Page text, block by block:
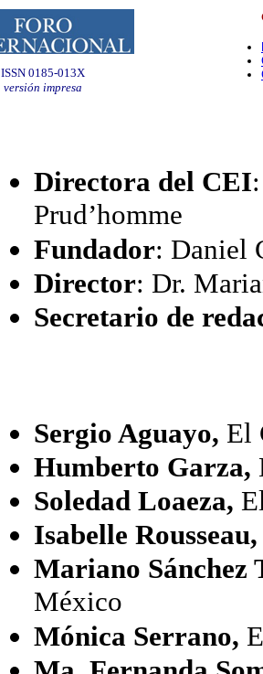
ISSN 0185-013X
versión impresa
Directora del CEI
Prud’homme
Fundador: Daniel
Director: Dr.
Secretario de
Sergio Aguayo, El
Humberto Garza,
Soledad Loaeza,
Isabelle
Mariano Sánchez
México
Mónica Serrano,